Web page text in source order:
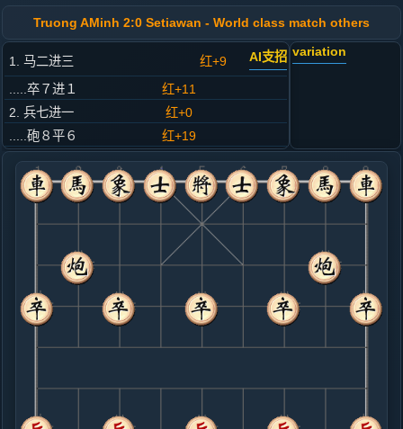
Truong AMinh 2:0 Setiawan - World class match others
1. 马二进三 红+9 AI支招
.....卒７进１
红+11
2. 兵七进一
红+0
.....砲８平６
红+19
3. 车一平二
红+13
.....马８进７
红+27
4. 炮二平一
红+8
.....马２进３
红+19
5. 马八进七
红+13
.....士４进５
6. 炮八进二
红+52
马七进六
.....象３进５
红+60
车９平８
7. 兵三进一
红+64
8. 兵三进一
红+65
.....象５进７
红+66
variation